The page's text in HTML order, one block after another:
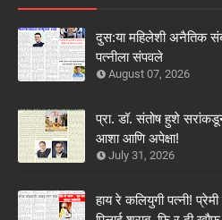
दुस:या महिलेशी अनैतिक
पत्नीला संपवले
August 07, 2026
प्रा. डॉ. संतोष हुशे
आशा आणि अपेक्षा!
July 31, 2026
हाय रे कलियुगी पत्नी!